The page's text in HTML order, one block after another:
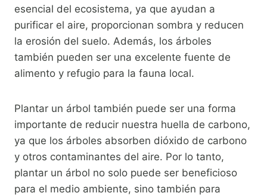
esencial del ecosistema, ya que ayudan a
purificar el aire, proporcionan sombra y reducen
la erosión del suelo. Además, los árboles
también pueden ser una excelente fuente de
alimento y refugio para la fauna local.
Plantar un árbol también puede ser una forma
importante de reducir nuestra huella de carbono,
ya que los árboles absorben dióxido de carbono
y otros contaminantes del aire. Por lo tanto,
plantar un árbol no solo puede ser beneficioso
para el medio ambiente, sino también para